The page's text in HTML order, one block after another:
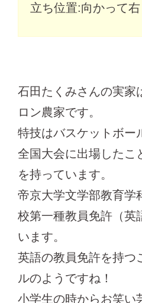
立ち位置:向かって右
石田たくみさんの実家
ロン農家です。
特技はバスケットボー
全国大会に出場したこ
を持っています。
帝京大学文学部教育学
校第一種教員免許（英
います。
英語の教員免許を持つ
ルのようですね！
小学生の時からお笑い